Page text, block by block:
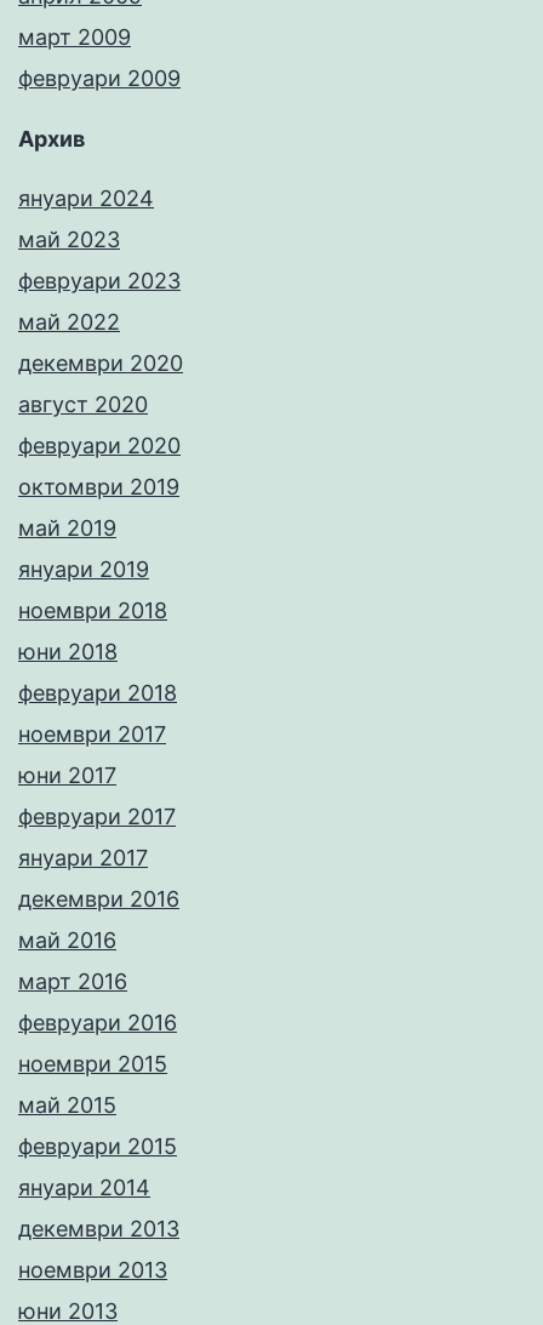
март 2009
февруари 2009
Архив
януари 2024
май 2023
февруари 2023
май 2022
декември 2020
август 2020
февруари 2020
октомври 2019
май 2019
януари 2019
ноември 2018
юни 2018
февруари 2018
ноември 2017
юни 2017
февруари 2017
януари 2017
декември 2016
май 2016
март 2016
февруари 2016
ноември 2015
май 2015
февруари 2015
януари 2014
декември 2013
ноември 2013
юни 2013